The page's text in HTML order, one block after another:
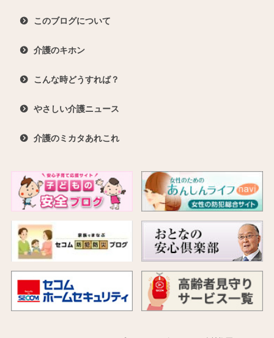
このブログについて
介護のキホン
こんな時どうすれば？
やさしい介護ニュース
介護のミカタあれこれ